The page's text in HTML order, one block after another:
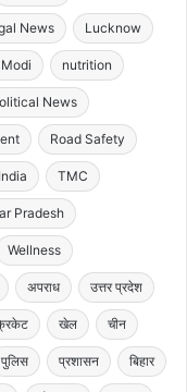
News Lucknow
nutrition
News
Road Safety
TMC
Pradesh
Wellness
अपराध उत्तर प्रदेश
खेल चीन
पुलिस प्रशासन बिहार